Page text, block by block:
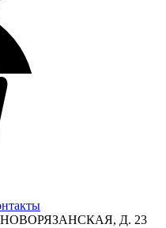
НОВОРЯЗАНСКАЯ, Д. 23